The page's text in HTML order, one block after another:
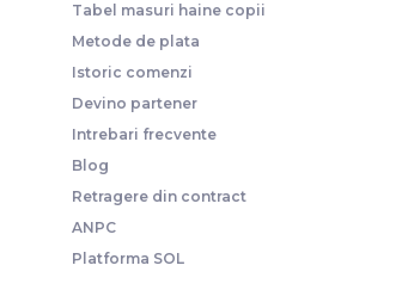
Tabel masuri haine copii
Metode de plata
Istoric comenzi
Devino partener
Intrebari frecvente
Blog
Retragere din contract
ANPC
Platforma SOL